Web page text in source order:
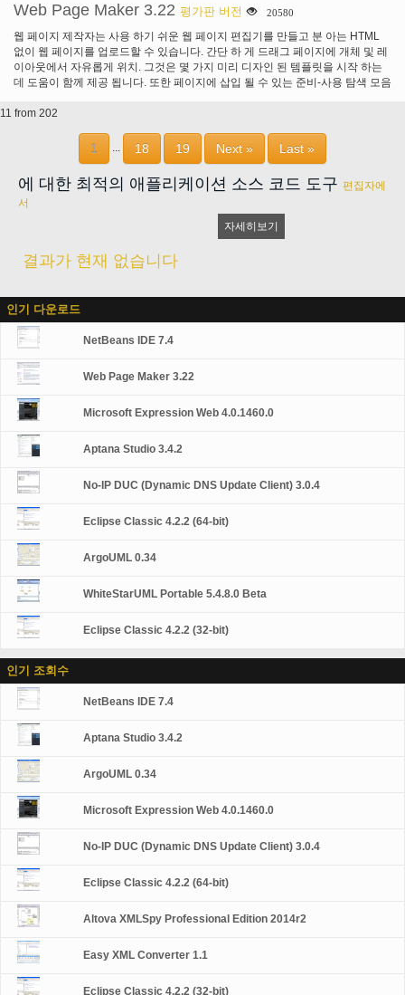
Web Page Maker 3.22 평가판 버전 20580
웹 페이지 제작자는 사용 하기 쉬운 웹 페이지 편집기를 만들고 분 아는 HTML
없이 웹 페이지를 업로드할 수 있습니다. 간단 하 게 드래그 페이지에 개체 및 레
이아웃에서 자유롭게 위치. 그것은 몇 가지 미리 디자인 된 템플릿을 시작 하는
데 도움이 함께 제공 됩니다. 또한 페이지에 삽입 될 수 있는 준비-사용 탐색 모음
11 from 202
1 ... 18 19 Next » Last »
에 대한 최적의 애플리케이션 소스 코드 도구 편집자에
서
자세히보기
결과가 현재 없습니다
인기 다운로드
NetBeans IDE 7.4
Web Page Maker 3.22
Microsoft Expression Web 4.0.1460.0
Aptana Studio 3.4.2
No-IP DUC (Dynamic DNS Update Client) 3.0.4
Eclipse Classic 4.2.2 (64-bit)
ArgoUML 0.34
WhiteStarUML Portable 5.4.8.0 Beta
Eclipse Classic 4.2.2 (32-bit)
인기 조회수
NetBeans IDE 7.4
Aptana Studio 3.4.2
ArgoUML 0.34
Microsoft Expression Web 4.0.1460.0
No-IP DUC (Dynamic DNS Update Client) 3.0.4
Eclipse Classic 4.2.2 (64-bit)
Altova XMLSpy Professional Edition 2014r2
Easy XML Converter 1.1
Eclipse Classic 4.2.2 (32-bit)